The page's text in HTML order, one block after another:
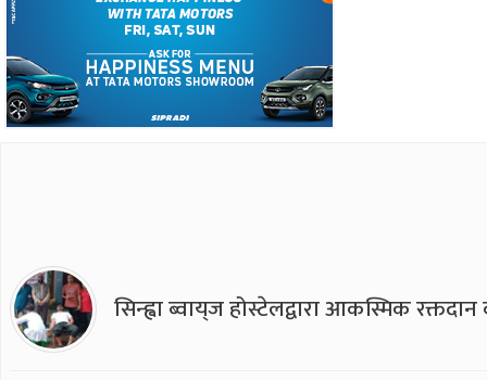
सिन्ह्वा ब्वाय्‌ज होस्टेलद्वारा आकस्मिक